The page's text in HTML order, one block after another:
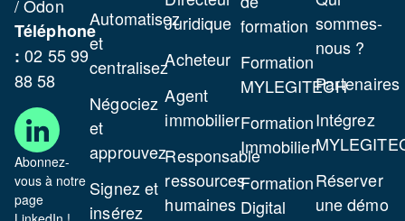
/ Odon
Téléphone
: 02 55 99
88 58
Abonnez-
vous à notre
page
Automatisez
et
centralisez
Négociez
et
approuvez
Signez et
insérez
Juridique
Acheteur
Agent
immobilier
Responsable
ressources
humaines
formation
Formation
MYLEGITECH
Formation
Immobilier
Formation
Digital
sommes-
nous ?
Partenaires
Intégrez
Réserver
une démo